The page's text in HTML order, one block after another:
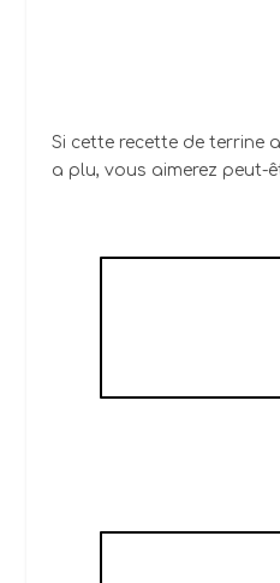
Si cette recette de terrine
a plu, vous aimerez peut-